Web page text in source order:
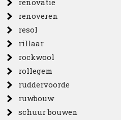
renovatie
renoveren
resol
rillaar
rockwool
rollegem
ruddervoorde
ruwbouw
schuur bouwen